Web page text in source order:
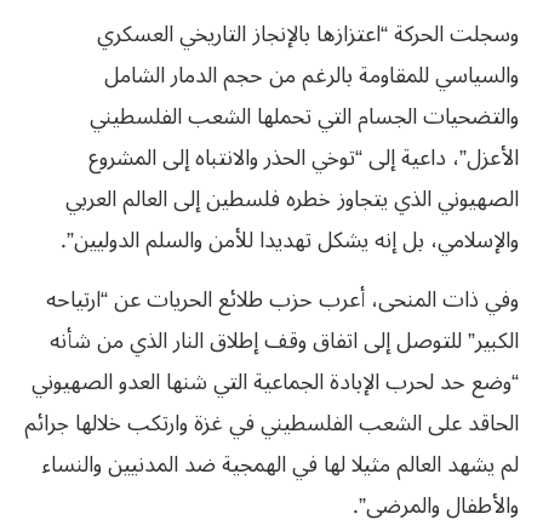
وسجلت الحركة “اعتزازها بالإنجاز التاريخي العسكري
والسياسي للمقاومة بالرغم من حجم الدمار الشامل
والتضحيات الجسام التي تحملها الشعب الفلسطيني
الأعزل”، داعية إلى “توخي الحذر والانتباه إلى المشروع
الصهيوني الذي يتجاوز خطره فلسطين إلى العالم العربي
والإسلامي، بل إنه يشكل تهديدا للأمن والسلم الدوليين”.
وفي ذات المنحى، أعرب حزب طلائع الحريات عن “ارتياحه
الكبير” للتوصل إلى اتفاق وقف إطلاق النار الذي من شأنه
“وضع حد لحرب الإبادة الجماعية التي شنها العدو الصهيوني
الحاقد على الشعب الفلسطيني في غزة وارتكب خلالها جرائم
لم يشهد العالم مثيلا لها في الهمجية ضد المدنيين والنساء
والأطفال والمرضى”.